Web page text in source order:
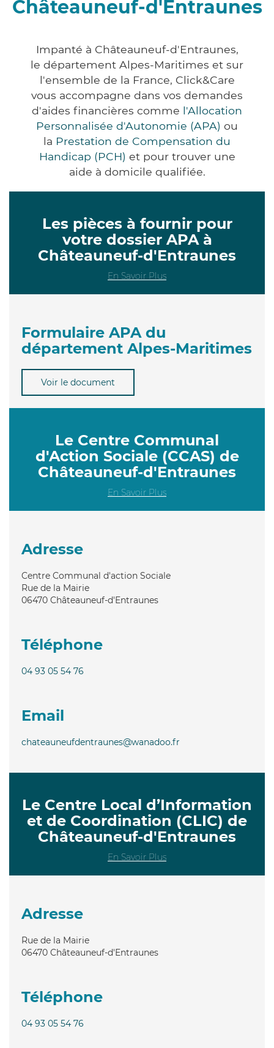
Châteauneuf-d'Entraunes
Impanté à Châteauneuf-d'Entraunes,
le département Alpes-Maritimes et sur
l'ensemble de la France, Click&Care
vous accompagne dans vos demandes
d'aides financières comme l'Allocation
Personnalisée d'Autonomie (APA) ou
la Prestation de Compensation du
Handicap (PCH) et pour trouver une
aide à domicile qualifiée.
Les pièces à fournir pour
votre dossier APA à
Châteauneuf-d'Entraunes
En Savoir Plus
Formulaire APA du
département Alpes-Maritimes
Voir le document
Le Centre Communal
d'Action Sociale (CCAS) de
Châteauneuf-d'Entraunes
En Savoir Plus
Adresse
Centre Communal d'action Sociale
Rue de la Mairie
06470 Châteauneuf-d'Entraunes
Téléphone
04 93 05 54 76
Email
chateauneufdentraunes@wanadoo.fr
Le Centre Local d’Information
et de Coordination (CLIC) de
Châteauneuf-d'Entraunes
En Savoir Plus
Adresse
Rue de la Mairie
06470 Châteauneuf-d'Entraunes
Téléphone
04 93 05 54 76